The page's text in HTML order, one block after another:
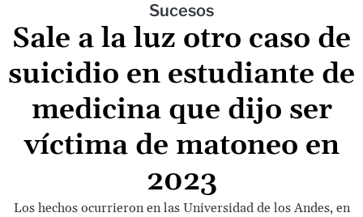
Sucesos
Sale a la luz otro caso de
suicidio en estudiante de
medicina que dijo ser
víctima de matoneo en
2023
Los hechos ocurrieron en las Universidad de los Andes, en